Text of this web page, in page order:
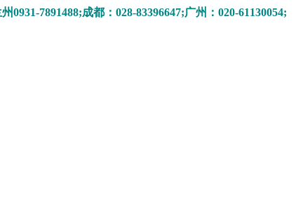
0931-7891488;成都：028-83396647;广州：020-61130054;